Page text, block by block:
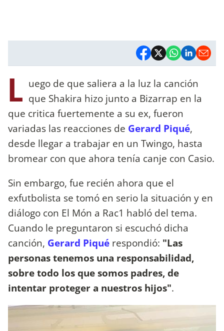
L uego de que saliera a la luz la canción
que Shakira hizo junto a Bizarrap en la
que critica fuertemente a su ex, fueron
variadas las reacciones de Gerard Piqué,
desde llegar a trabajar en un Twingo, hasta
bromear con que ahora tenía canje con Casio.
Sin embargo, fue recién ahora que el
exfutbolista se tomó en serio la situación y en
diálogo con El Món a Rac1 habló del tema.
Cuando le preguntaron si escuchó dicha
canción, Gerard Piqué respondió: "Las
personas tenemos una responsabilidad,
sobre todo los que somos padres, de
intentar proteger a nuestros hijos".